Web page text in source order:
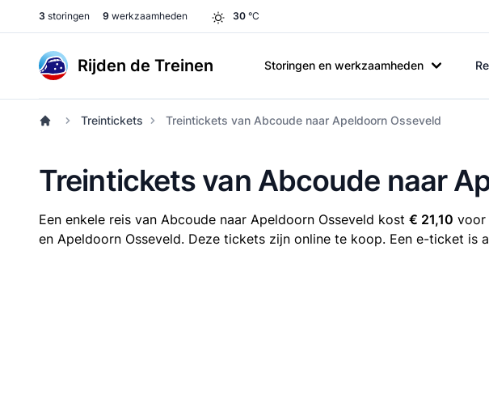
3 storingen 9 werkzaamheden 30 °C
Rijden de Treinen Storingen en werkzaamheden
Treintickets Treintickets van Abcoude naar Apeldoorn Osseveld
Treintickets van Abcoude naar
Een enkele reis van Abcoude naar Apeldoorn Osseveld kost € 21,10 voor
en Apeldoorn Osseveld. Deze tickets zijn online te koop. Een e-ticket